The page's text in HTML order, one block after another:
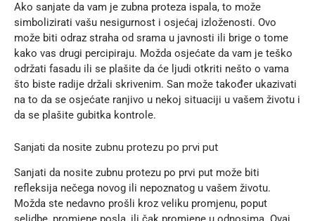
Ako sanjate da vam je zubna proteza ispala, to može
simbolizirati vašu nesigurnost i osjećaj izloženosti. Ovo
može biti odraz straha od srama u javnosti ili brige o tome
kako vas drugi percipiraju. Možda osjećate da vam je teško
održati fasadu ili se plašite da će ljudi otkriti nešto o vama
što biste radije držali skrivenim. San može također ukazivati
na to da se osjećate ranjivo u nekoj situaciji u vašem životu i
da se plašite gubitka kontrole.
Sanjati da nosite zubnu protezu po prvi put
Sanjati da nosite zubnu protezu po prvi put može biti
refleksija nečega novog ili nepoznatog u vašem životu.
Možda ste nedavno prošli kroz veliku promjenu, poput